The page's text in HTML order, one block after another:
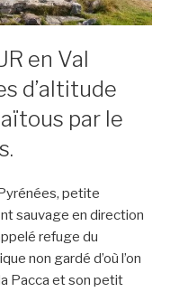
en Val
d’altitude
par le
petite
sauvage en direction
refuge du
non gardé d’où l’on
Pacca et son petit